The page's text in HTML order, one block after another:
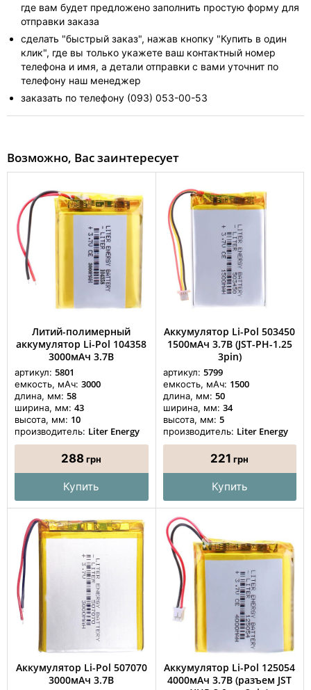
где вам будет предложено заполнить простую форму для
отправки заказа
сделать "быстрый заказ", нажав кнопку "Купить в один
клик", где вы только укажете ваш контактный номер
телефона и имя, а детали отправки с вами уточнит по
телефону наш менеджер
заказать по телефону (093) 053-00-53
Возможно, Вас заинтересует
Литий-полимерный
аккумулятор Li-Pol 104358
3000мАч 3.7В
артикул: 5801
емкость, мАч: 3000
длина, мм: 58
ширина, мм: 43
высота, мм: 10
производитель: Liter Energy
288грн
Купить
Аккумулятор Li-Pol 503450
1500мАч 3.7В (JST-PH-1.25
3pin)
артикул: 5799
емкость, мАч: 1500
длина, мм: 50
ширина, мм: 34
высота, мм: 5
производитель: Liter Energy
221 грн
Купить
Аккумулятор Li-Pol 507070
3000мАч 3.7В
Аккумулятор Li-Pol 125054
4000мАч 3.7В (разъем JST